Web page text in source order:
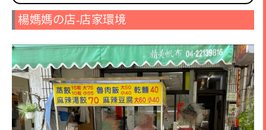
楊媽媽の店-店家環境